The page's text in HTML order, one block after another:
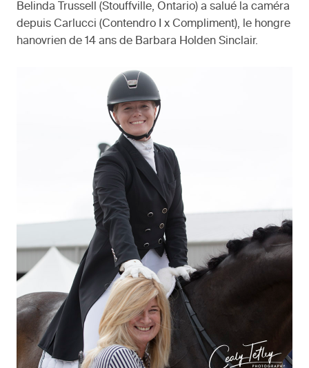
Belinda Trussell (Stouffville, Ontario) a salué la caméra
depuis Carlucci (Contendro I x Compliment), le hongre
hanovrien de 14 ans de Barbara Holden Sinclair.